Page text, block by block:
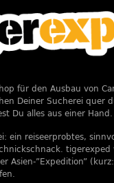
für den Ausbau von
Deiner Sucherei quer
Du alles aus einer Hand.
ein reiseerprobtes,
tigerexped
Asien-”Expedition”